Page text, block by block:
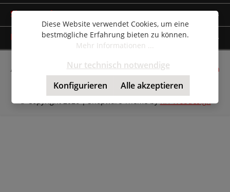
Shop Service
Informationen
Alle Preise inkl. gesetzl. Mehrwertsteuer zzgl.Versandkosten
angegeben.
Diese Website verwendet Cookies, um eine
bestmögliche Erfahrung bieten zu können.
Mehr Informationen ...
Nur technisch notwendige
Konfigurieren
Alle akzeptieren